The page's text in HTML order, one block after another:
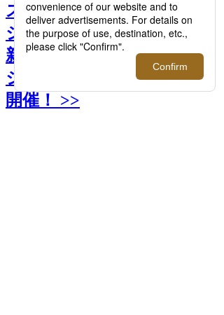
スイスの時計ブランド＜リ
シャール・ミル＞が伊勢丹
新宿店 本館1階 ザ・ステー
ジにて2回目のイベントを
開催！ >>